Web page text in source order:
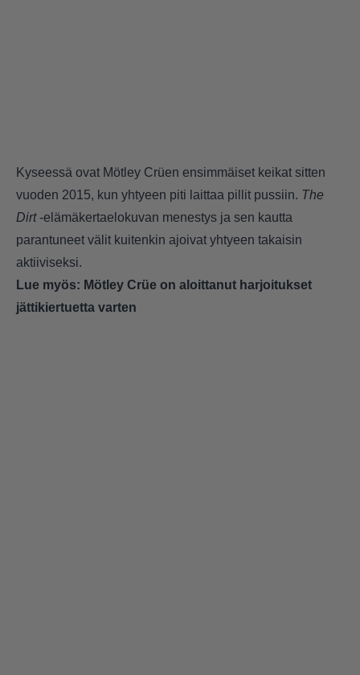
Kyseessä ovat Mötley Crüen ensimmäiset keikat sitten
vuoden 2015, kun yhtyeen piti laittaa pillit pussiin. The
Dirt-elämäkertaelokuvan menestys ja sen kautta
parantuneet välit kuitenkin ajoivat yhtyeen takaisin
aktiiviseksi.
Lue myös: Mötley Crüe on aloittanut harjoitukset
jättikiertuetta varten